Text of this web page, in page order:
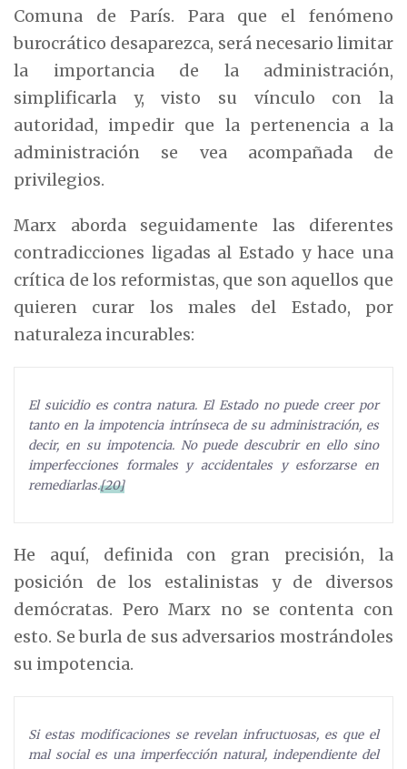
Comuna de París. Para que el fenómeno
burocrático desaparezca, será necesario limitar
la importancia de la administración,
simplificarla y, visto su vínculo con la
autoridad, impedir que la pertenencia a la
administración se vea acompañada de
privilegios.
Marx aborda seguidamente las diferentes
contradicciones ligadas al Estado y hace una
crítica de los reformistas, que son aquellos que
quieren curar los males del Estado, por
naturaleza incurables:
El suicidio es contra natura. El Estado no puede creer por
tanto en la impotencia intrínseca de su administración, es
decir, en su impotencia. No puede descubrir en ello sino
imperfecciones formales y accidentales y esforzarse en
remediarlas.[20]
He aquí, definida con gran precisión, la
posición de los estalinistas y de diversos
demócratas. Pero Marx no se contenta con
esto. Se burla de sus adversarios mostrándoles
su impotencia.
Si estas modificaciones se revelan infructuosas, es que el
mal social es una imperfección natural, independiente del